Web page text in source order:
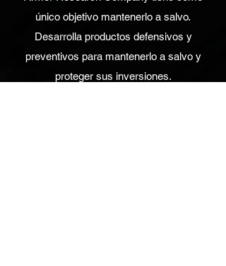
único objetivo mantenerlo a salvo.
Desarrolla productos defensivos y
preventivos para mantenerlo a salvo y
proteger sus inversiones.